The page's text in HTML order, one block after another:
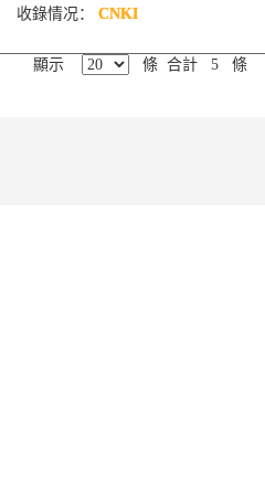
收錄情况： CNKI
顯示 條 合計 5 條